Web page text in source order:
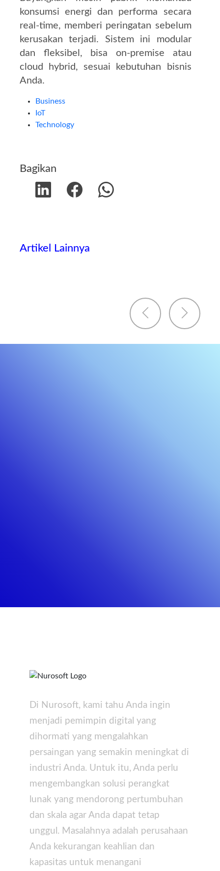
konsumsi energi dan performa secara
real-time, memberi peringatan sebelum
kerusakan terjadi. Sistem ini modular
dan fleksibel, bisa on-premise atau
cloud hybrid, sesuai kebutuhan bisnis
Anda.
Business
IoT
Technology
Bagikan
Artikel Lainnya
Di Nurosoft, kami tahu Anda ingin
menjadi pemimpin digital yang
dihormati yang mengalahkan
persaingan yang semakin meningkat di
industri Anda. Untuk itu, Anda perlu
mengembangkan solusi perangkat
lunak yang mendorong pertumbuhan
dan skala agar Anda dapat tetap
unggul. Masalahnya adalah perusahaan
Anda kekurangan keahlian dan
kapasitas untuk menangani